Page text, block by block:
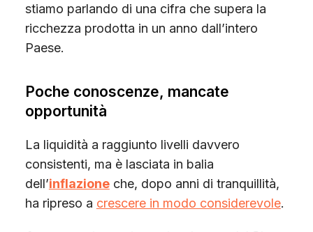
stiamo parlando di una cifra che supera la
ricchezza prodotta in un anno dall’intero
Paese.
Poche conoscenze, mancate
opportunità
La liquidità a raggiunto livelli davvero
consistenti, ma è lasciata in balia
dell’inflazioneche, dopo anni di tranquillità,
ha ripreso a crescere in modo considerevole.